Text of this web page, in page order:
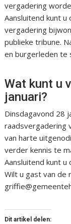
vergadering
Aansluitend kunt
vergadering
publieke tribune.
en burgerleden te
Wat kunt u
januari?
Dinsdagavond 28
raadsvergadering
van harte
verder kennis te
Aansluitend kunt
Wilt u gast van de
Dit artikel delen: